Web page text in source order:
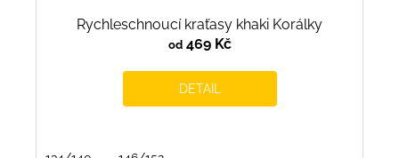
Rychleschnoucí kraťasy khaki Korálky
od469 Kč
DETAIL